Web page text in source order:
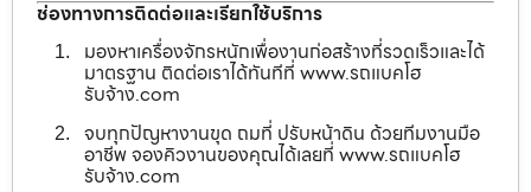
ช่องทางการติดต่อและเรียกใช้บริการ
มองหาเครื่องจักรหนักเพื่องานก่อสร้างที่รวดเร็วและได้
มาตรฐาน ติดต่อเราได้ทันทีที่ www.รถแบคโฮ
รับจ้าง.com
จบทุกปัญหางานขุด ถมที่ ปรับหน้าดิน ด้วยทีมงานมือ
อาชีพ จองคิวงานของคุณได้เลยที่ www.รถแบคโฮ
รับจ้าง.com